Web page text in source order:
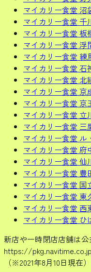
マイカリー食堂 沼
マイカリー食堂 千
マイカリー食堂 板
マイカリー食堂 浮
マイカリー食堂 練
マイカリー食堂 石
マイカリー食堂 北
マイカリー食堂 京
マイカリー食堂 京
マイカリー食堂 立
マイカリー食堂 三
マイカリー食堂 ル
マイカリー食堂 府
マイカリー食堂 仙
マイカリー食堂 豊
マイカリー食堂 国
マイカリー食堂 東
マイカリー食堂 西
マイカリー食堂 ひ
新店や一時閉店店舗は
https://
（※2021年8月10日現在）